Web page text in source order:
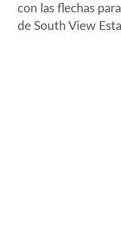
con las flechas
de South View